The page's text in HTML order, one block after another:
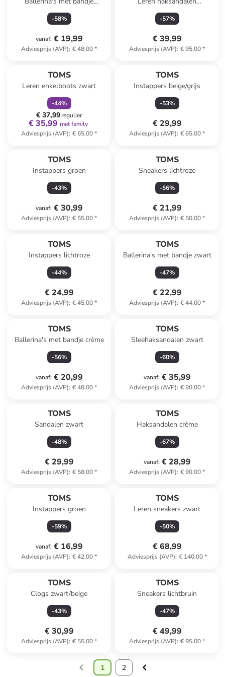
lichtroze
-58%
vanaf: € 19,99
Adviesprijs (AVP): € 48,00*
zilverkleurig
-57%
€ 39,99
Adviesprijs (AVP): € 95,00*
TOMS
Leren enkelboots zwart
-44%
€ 37,99regulier
€ 35,99 met family
Adviesprijs (AVP): € 65,00*
TOMS
Instappers beige/grijs
-53%
€ 29,99
Adviesprijs (AVP): € 65,00*
TOMS
Instappers groen
-43%
vanaf: € 30,99
Adviesprijs (AVP): € 55,00*
TOMS
Sneakers lichtroze
-56%
€ 21,99
Adviesprijs (AVP): € 50,00*
TOMS
Instappers lichtroze
-44%
€ 24,99
Adviesprijs (AVP): € 45,00*
TOMS
Ballerina's met bandje zwart
-47%
€ 22,99
Adviesprijs (AVP): € 44,00*
TOMS
Ballerina's met bandje crème
-56%
vanaf: € 20,99
Adviesprijs (AVP): € 48,00*
TOMS
Sleehaksandalen zwart
-60%
vanaf: € 35,99
Adviesprijs (AVP): € 90,00*
TOMS
Sandalen zwart
-48%
€ 29,99
Adviesprijs (AVP): € 58,00*
TOMS
Haksandalen crème
-67%
vanaf: € 28,99
Adviesprijs (AVP): € 90,00*
TOMS
Instappers groen
-59%
vanaf: € 16,99
Adviesprijs (AVP): € 42,00*
TOMS
Leren sneakers zwart
-50%
€ 68,99
Adviesprijs (AVP): € 140,00*
TOMS
Clogs zwart/beige
-43%
€ 30,99
Adviesprijs (AVP): € 55,00*
TOMS
Sneakers lichtbruin
-47%
€ 49,99
Adviesprijs (AVP): € 95,00*
1 2